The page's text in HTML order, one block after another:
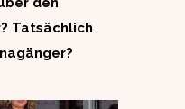
Tatsächlich